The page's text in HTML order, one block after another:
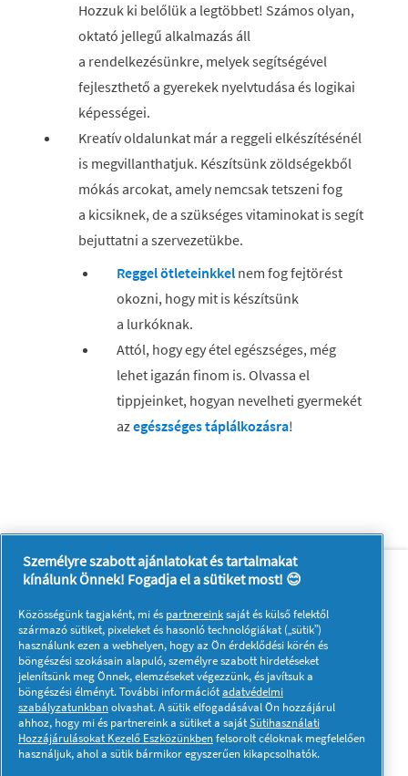
Hozzuk ki belőlük a legtöbbet! Számos olyan,
oktató jellegű alkalmazás áll
a rendelkezésünkre, melyek segítségével
fejleszthető a gyerekek nyelvtudása és logikai
képességei.
Kreatív oldalunkat már a reggeli elkészítésénél
is megvillanthatjuk. Készítsünk zöldségekből
mókás arcokat, amely nemcsak tetszeni fog
a kicsiknek, de a szükséges vitaminokat is segít
bejuttatni a szervezetükbe.
Reggel ötleteinkkel nem fog fejtörést
okozni, hogy mit is készítsünk
a lurkóknak.
Attól, hogy egy étel egészséges, még
lehet igazán finom is. Olvassa el
tippjeinket, hogyan nevelheti gyermekét
azegészséges táplálkozásra!
Rólunk
Kapcsolatfelvétel
A pg.com felkeresése
Kövessen minket:
Adataim
Adatvédelmi közlemény
Személyre szabott ajánlatokat és tartalmakat
kínálunk Önnek! Fogadja el a sütiket most! 😊
Közösségünk tagjaként, mi és partnereinksaját és külső felektől
származó sütiket, pixeleket és hasonló technológiákat („sütik”)
használunk ezen a webhelyen, hogy az Ön érdeklődési körén és
böngészési szokásain alapuló, személyre szabott hirdetéseket
jelenítsünk meg Önnek, elemzéseket végezzünk, és javítsuk a
böngészési élményt. További információtadatvédelmi
szabályzatunkbanolvashat. A sütik elfogadásával Ön hozzájárul
ahhoz, hogy mi és partnereink a sütiket a sajátSütihasználati
Hozzájárulásokat Kezelő Eszközünkbenfelsorolt céloknak megfelelően
használjuk, ahol a sütik bármikor egyszerűen kikapcsolhatók.